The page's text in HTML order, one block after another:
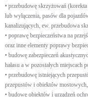
• przebudowę skrzyżowań
lub wyłączenia, pasów dla
kanalizujących, ew. przebudowa
• poprawę bezpieczeństwa na
oraz inne elementy poprawy
• budowę zabezpieczeń
hałasu a w pozostałych miejscach
• przebudowę istniejących
przepustów i obiektów mostowych,
• budowę obiektów i urządzeń